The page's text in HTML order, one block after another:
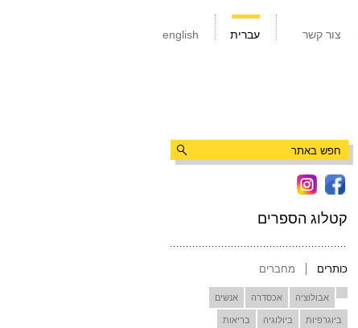
english עברית צור קשר
קטלוג הספרים
כותרים מחברים
אבולוציה אכסדרה אנשים
ביוגרפיות ביולוגיה בריאות